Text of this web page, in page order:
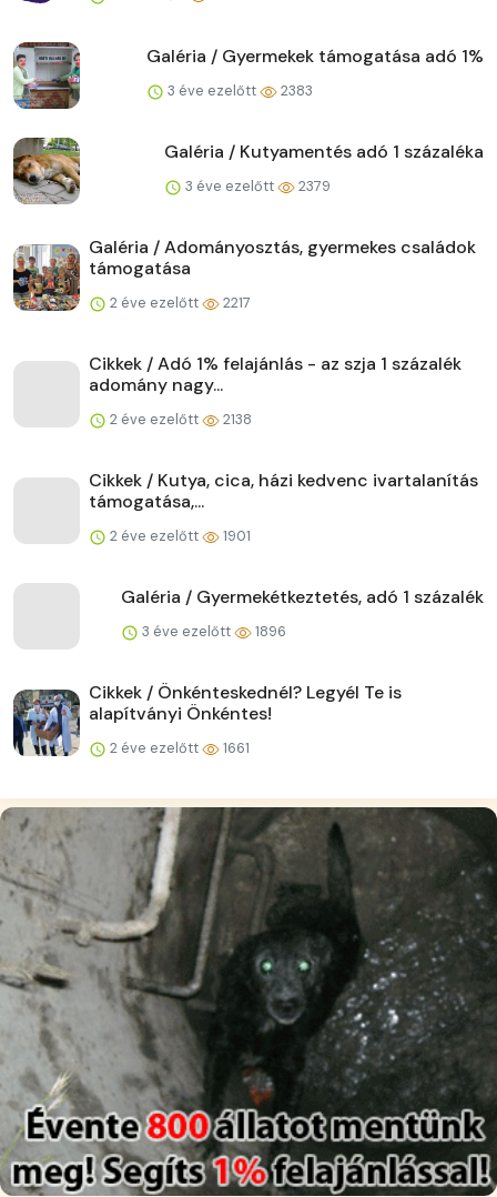
Galéria / Gyermekek támogatása adó 1%
3 éve ezelőtt 2383
Galéria / Kutyamentés adó 1 százaléka
3 éve ezelőtt 2379
Galéria / Adományosztás, gyermekes családok
támogatása
2 éve ezelőtt 2217
Cikkek / Adó 1% felajánlás - az szja 1 százalék
adomány nagy...
2 éve ezelőtt 2138
Cikkek / Kutya, cica, házi kedvenc ivartalanítás
támogatása,...
2 éve ezelőtt 1901
Galéria / Gyermekétkeztetés, adó 1 százalék
3 éve ezelőtt 1896
Cikkek / Önkénteskednél? Legyél Te is
alapítványi Önkéntes!
2 éve ezelőtt 1661